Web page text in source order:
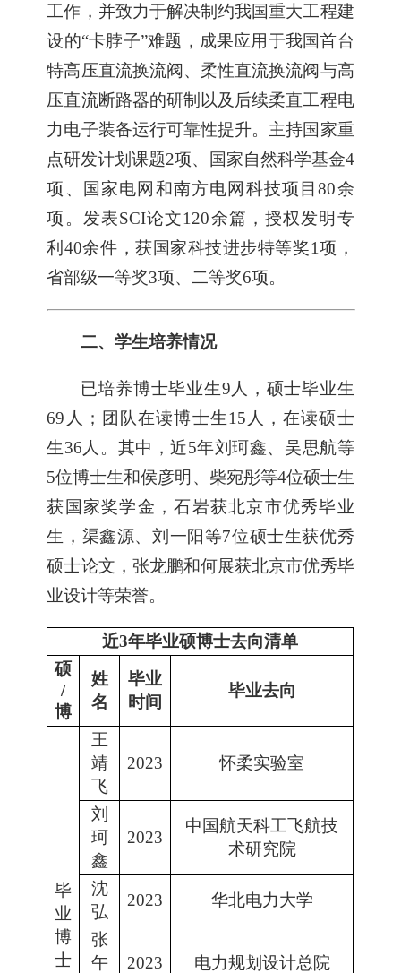
工作，并致力于解决制约我国重大工程建
设的“卡脖子”难题，成果应用于我国首台
特高压直流换流阀、柔性直流换流阀与高
压直流断路器的研制以及后续柔直工程电
力电子装备运行可靠性提升。主持国家重
点研发计划课题2项、国家自然科学基金4
项、国家电网和南方电网科技项目80余
项。发表SCI论文120余篇，授权发明专
利 40余件，获国家科技进步特等奖1项，
省部级一等奖3项、二等奖6项。
二、学生培养情况
已培养博士毕业生9 人，硕士毕业生
69 人；团队在读博士生15 人，在读硕士
生36 人。其中，近5年刘珂鑫、吴思航等
5位博士生和侯彦明、柴宛彤等4位硕士生
获国家奖学金，石岩获北京市优秀毕业
生，渠鑫源、刘一阳等7位硕士生获优秀
硕士论文，张龙鹏和何展获北京市优秀毕
业设计等荣誉。
近3年毕业硕博士去向清单
硕
/
博
姓
名
毕业
时间
毕业去向
毕
业
博
士
王
靖
飞
2023 怀柔实验室
刘
珂
鑫
2023
中国航天科工飞航技
术研究院
沈
弘
2023 华北电力大学
张
午
2023 电力规划设计总院